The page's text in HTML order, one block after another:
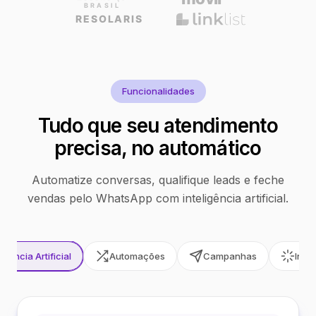
Funcionalidades
Tudo que seu atendimento
precisa, no automático
Automatize conversas, qualifique leads e feche
vendas pelo WhatsApp com inteligência artificial.
Artificial Automações Campanhas